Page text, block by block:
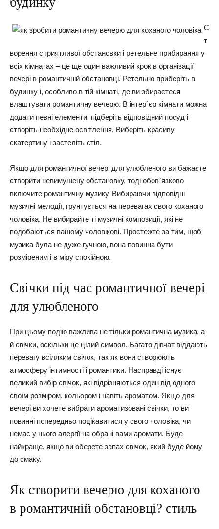
С
т
ворення сприятливої обстановки і ретельне прибирання у
всіх кімнатах – це ще один важливий крок в організації
вечері в романтичній обстановці. Ретельно приберіть в
будинку і, особливо в тій кімнаті, де ви збираєтеся
влаштувати романтичну вечерю. В інтер`єр кімнати можна
додати певні елементи, підберіть відповідний посуд і
створіть необхідне освітлення. Виберіть красиву
скатертину і застеліть стіл.
Якщо для романтичної вечері для улюбленого ви бажаєте
створити невимушену обстановку, тоді обов`язково
включите романтичну музику. Вибираючи відповідні
музичні мелодії, грунтується на перевагах свого коханого
чоловіка. Не вибирайте ті музичні композиції, які не
подобаються вашому чоловікові. Простежте за тим, щоб
музика була не дуже гучною, вона повинна бути
розміреним і в міру спокійною.
Свічки під час романтичної вечері
для улюбленого
При цьому подію важлива не тільки романтична музика, а
й свічки, оскільки це цілий символ. Багато дівчат віддають
перевагу всіляким свічок, так як вони створюють
атмосферу інтимності і романтики. Насправді існує
великий вибір свічок, які відрізняються один від одного
своїм розміром, кольором і навіть ароматом. Якщо для
вечері ви хочете вибрати ароматизовані свічки, то ви
повинні попередньо поцікавитися у свого чоловіка, чи
немає у нього алергії на обрані вами аромати. Буде
найкраще, якщо ви оберете запах свічок, який буде йому
до смаку.
Як створити вечерю для коханого
в романтичній обстановці? стиль